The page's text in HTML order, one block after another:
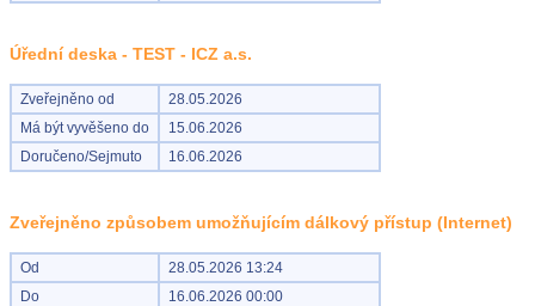
Úřední deska - TEST - ICZ a.s.
Zveřejněno od
28.05.2026
Má být vyvěšeno do
15.06.2026
Doručeno/Sejmuto
16.06.2026
Zveřejněno způsobem umožňujícím dálkový přístup (Internet)
Od
28.05.2026 13:24
Do
16.06.2026 00:00